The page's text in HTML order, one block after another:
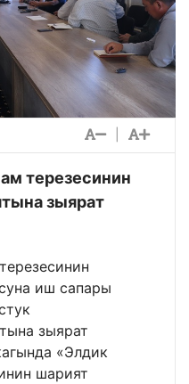
терезесинин
зыярат
иш сапары
зыярат
«Элдик
шарият